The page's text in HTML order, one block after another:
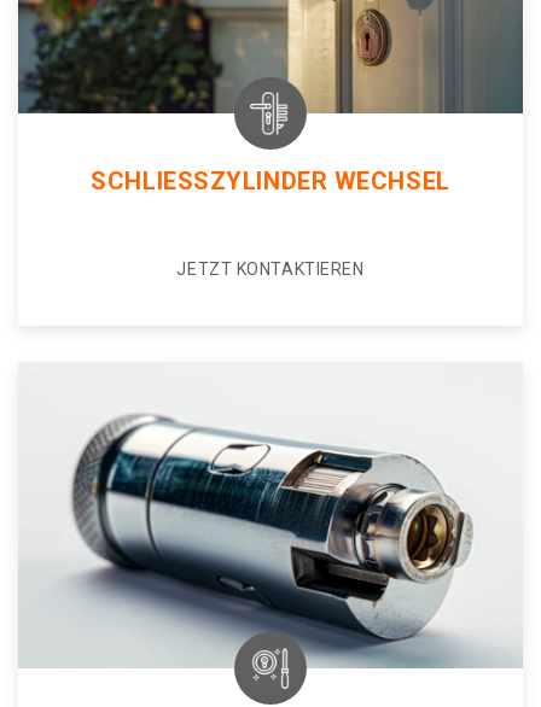
SCHLIESSZYLINDER WECHSEL
JETZT KONTAKTIEREN